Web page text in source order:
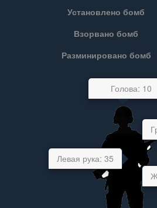
Установлено бомб
Взорвано бомб
Разминировано бомб
Голова: 10
Левая рука: 35